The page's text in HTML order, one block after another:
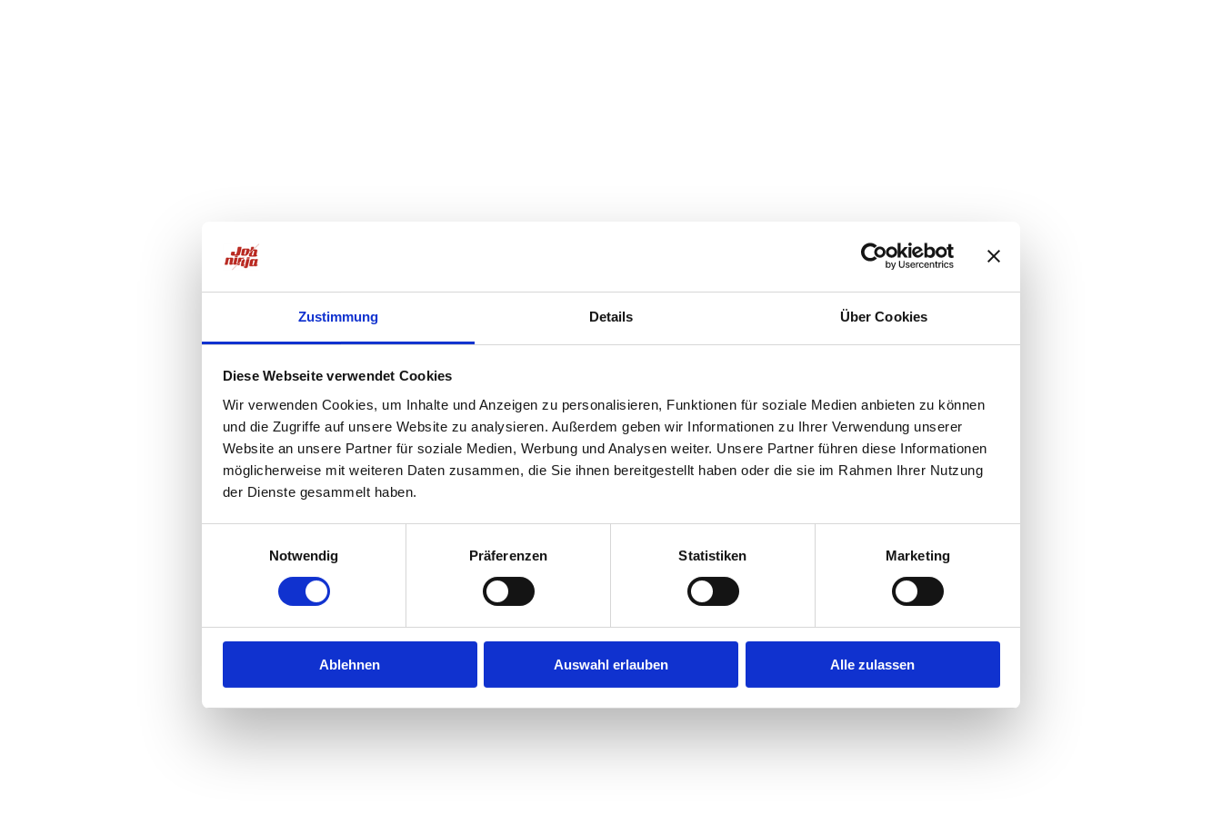
Zustimmung Details Über Cookies
Diese Webseite verwendet Cookies
Wir verwenden Cookies, um Inhalte und Anzeigen zu personalisieren, Funktionen für soziale Medien anbieten zu können
und die Zugriffe auf unsere Website zu analysieren. Außerdem geben wir Informationen zu Ihrer Verwendung unserer
Website an unsere Partner für soziale Medien, Werbung und Analysen weiter. Unsere Partner führen diese Informationen
möglicherweise mit weiteren Daten zusammen, die Sie ihnen bereitgestellt haben oder die sie im Rahmen Ihrer Nutzung
der Dienste gesammelt haben.
Notwendig
Präferenzen Statistiken Marketing
Ablehnen Auswahl erlauben Alle zulassen
Application error: aclient-side exception has occurred while loadingjobninja.com(see the browser consolefor more information).